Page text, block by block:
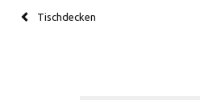
Tischdecken